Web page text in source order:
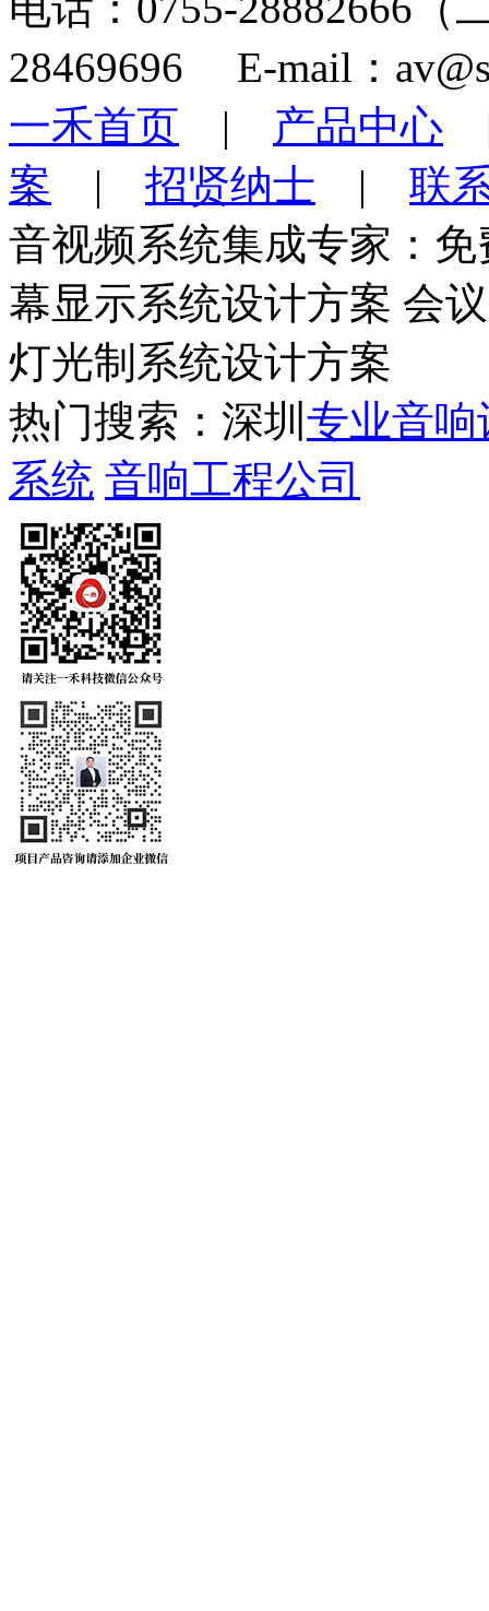
28469696 E-mail：
一禾首页 | 产品中心
案 | 招贤纳士 | 联
音视频系统集成专家：
幕显示系统设计方案 会
灯光制系统设计方案
热门搜索：深圳 专业音响
系统 音响工程公司